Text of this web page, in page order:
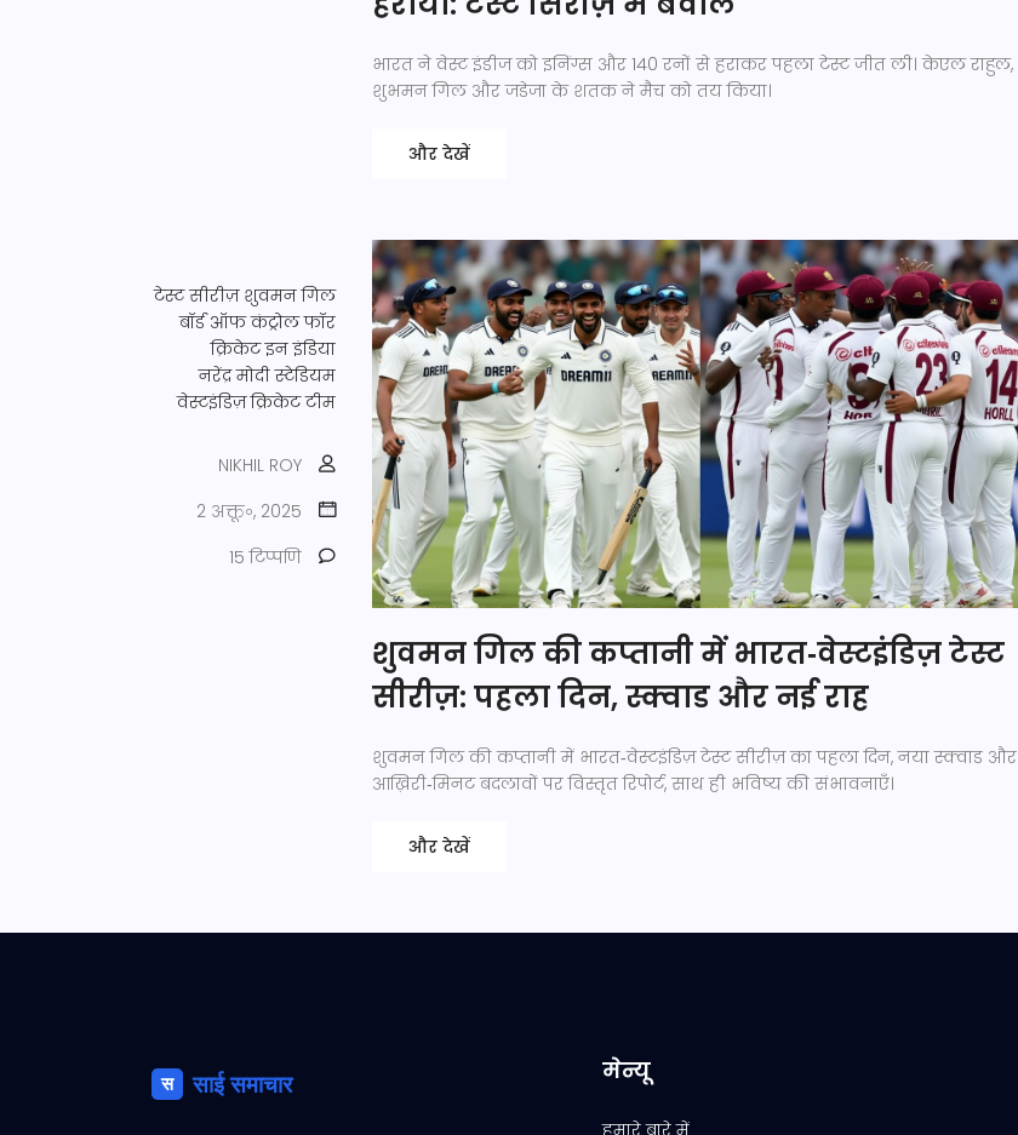
भारत ने वेस्ट इंडीज को इनिंग्स और 140 रनों से हराकर पहला टेस्ट जीत ली। केएल राहुल,
शुभमन गिल और जडेजा के शतक ने मैच को तय किया।
और देखें
टेस्ट सीरीज़ शुवमन गिल
बॉर्ड ऑफ कंट्रोल फॉर
क्रिकेट इन इंडिया
नरेंद्र मोदी स्टेडियम
वेस्टइंडिज़ क्रिकेट टीम
NIKHIL ROY
2 अक्तू॰, 2025
15 टिप्पणि
शुवमन गिल की कप्तानी में भारत‑वेस्टइंडिज़ टेस्ट
सीरीज़: पहला दिन, स्क्वाड और नई राह
शुवमन गिल की कप्तानी में भारत‑वेस्टइंडिज़ टेस्ट सीरीज़ का पहला दिन, नया स्क्वाड और
आख़िरी‑मिनट बदलावों पर विस्तृत रिपोर्ट, साथ ही भविष्य की संभावनाएँ।
और देखें
मेन्यू
हमारे बारे में